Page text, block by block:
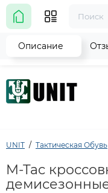
UNIT Тактическая Обувь
M-Tac
Описание